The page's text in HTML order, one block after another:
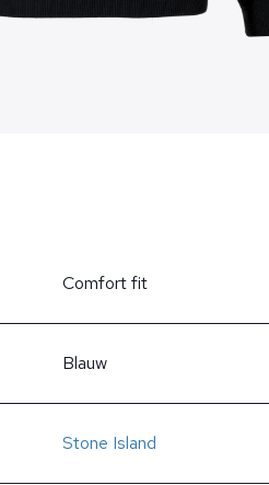
Comfort fit
Blauw
Stone Island